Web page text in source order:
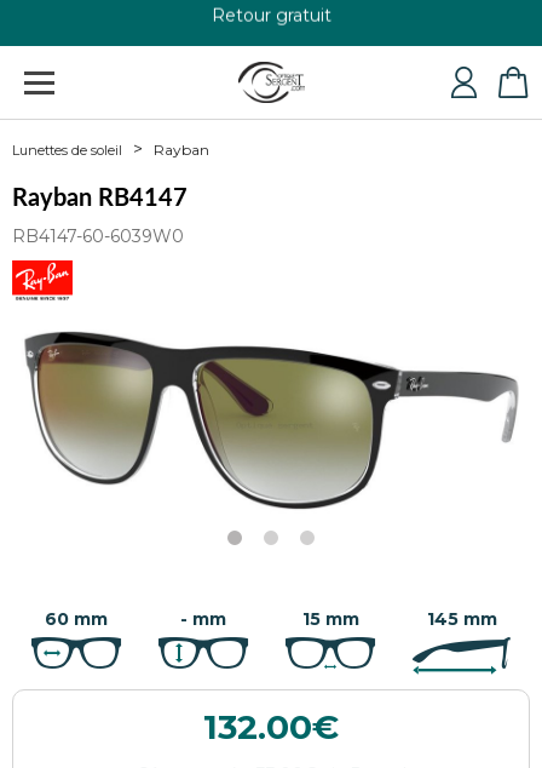
+33 4 79 24 76 84
Lunettes de soleil Rayban
Rayban RB4147
RB4147-60-6039W0
60 mm - mm 15 mm 145 mm
132.00